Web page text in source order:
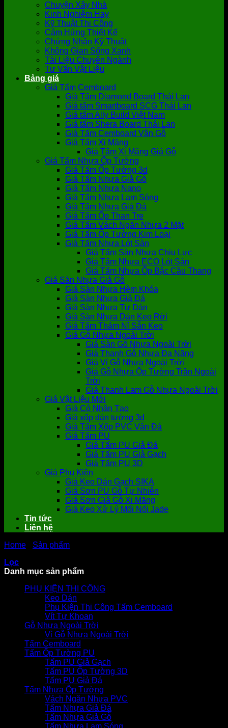
Chuyện Xây Nhà
Kinh Nghiệm Hay
Kỹ Thuật Thi Công
Cảm Hứng Thiết Kế
Chứng Nhận Kỹ Thuật
Không Gian Sống Xanh
Tài Liệu Chuyên Ngành
Tư Vấn Vật Liệu
Bảng giá
Giá Tấm Cemboard
Giá Tấm Diamond Board Thái Lan
Giá tấm Smartboard SCG Thái Lan
Giá tấm Ally Build Việt Nam
Giá tấm Shera Board Thái Lan
Giá Tấm Cemboard Vân Gỗ
Giá Tấm Xi Măng
Giá Tấm Xi Măng Giả Gỗ
Giá Tấm Nhựa Ốp Tường
Giá Tấm Ốp Tường 3d
Giá Tấm Nhựa Giả Gỗ
Giá Tấm Nhựa Nano
Giá Tấm Nhựa Lam Sóng
Giá Tấm Nhựa Giả Đá
Giá Tấm Ốp Than Tre
Giá Tấm Vách Ngăn Nhựa 2 Mặt
Giá Tấm Ốp Tường Kim Loại
Giá Tấm Nhựa Lót Sàn
Giá Tấm Sàn Nhựa Chịu Lực
Giá Tấm Nhựa ECO Lót Sàn
Giá Tấm Nhựa Ốp Bậc Cầu Thang
Giá Sàn Nhựa Giả Gỗ
Giá Sàn Nhựa Hèm Khóa
Giá Sàn Nhựa Giả Đá
Giá Sàn Nhựa Tự Dán
Giá Sàn Nhựa Dán Keo Rời
Giá Tấm Thảm Nỉ Sẵn Keo
Giá Gỗ Nhựa Ngoài Trời
Giá Sàn Gỗ Nhựa Ngoài Trời
Giá Thanh Gỗ Nhựa Đa Năng
Giá Vỉ Gỗ Nhựa Ngoài Trời
Giá Gỗ Nhựa Ốp Tường Trần Ngoài
Trời
Giá Thanh Lam Gỗ Nhựa Ngoài Trời
Giá Vật Liệu Mới
Giá Cỏ Nhân Tạo
Giá xốp dán tường 3d
Giá Tấm Xốp PVC Vân Đá
Giá Tấm PU
Giá Tấm PU Giả Đá
Giá Tấm PU Giả Gạch
Giá Tấm PU 3D
Giá Phụ Kiện
Giá Keo Dán Gạch SIKA
Giá Sơn PU Gỗ Tự Nhiên
Giá Sơn Giả Gỗ Xi Măng
Giá Keo Xử Lý Mối Nối Jade
Tin tức
Liên hệ
Home
Sản phẩm
Lọc
Danh mục sản phẩm
PHỤ KIỆN THI CÔNG
Keo Dán
Phụ Kiện Thi Công Tấm Cemboard
Vít Tự Khoan
Gỗ Nhựa Ngoài Trời
Vỉ Gỗ Nhựa Ngoài Trời
Tấm Cemboard
Tấm Ốp Tường PU
Tấm PU Giả Gạch
Tấm PU Ốp Tường 3D
Tấm PU Giả Đá
Tấm Nhựa Ốp Tường
Vách Ngăn Nhựa PVC
Tấm Nhựa Giả Đá
Tấm Nhựa Giả Gỗ
Tấm Nhựa Lam Sóng